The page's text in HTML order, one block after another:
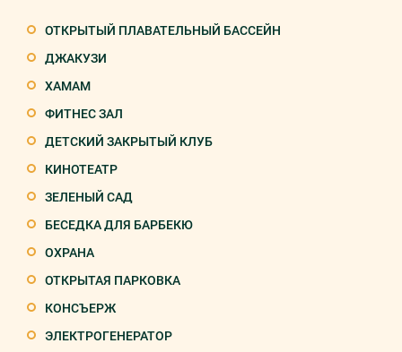
ОТКРЫТЫЙ ПЛАВАТЕЛЬНЫЙ БАССЕЙН
ДЖАКУЗИ
ХАМАМ
ФИТНЕС ЗАЛ
ДЕТСКИЙ ЗАКРЫТЫЙ КЛУБ
КИНОТЕАТР
ЗЕЛЕНЫЙ САД
БЕСЕДКА ДЛЯ БАРБЕКЮ
ОХРАНА
ОТКРЫТАЯ ПАРКОВКА
КОНСЪЕРЖ
ЭЛЕКТРОГЕНЕРАТОР